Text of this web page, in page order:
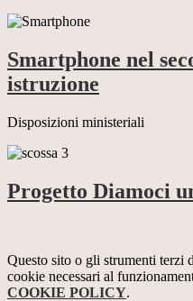
Smartphone nel
istruzione
Disposizioni ministeriali
Progetto Diamoci
Questo sito o gli strumenti terzi
cookie necessari al
COOKIE POLICY.